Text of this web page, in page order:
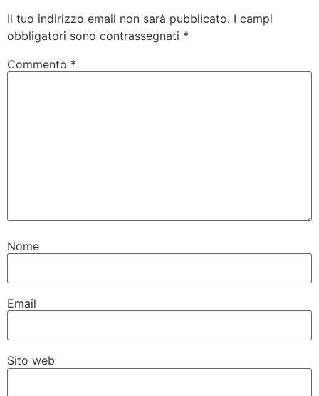
Il tuo indirizzo email non sarà pubblicato. I campi
obbligatori sono contrassegnati *
Commento *
Nome
Email
Sito web